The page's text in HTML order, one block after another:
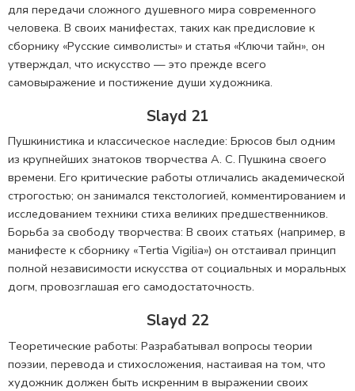
для передачи сложного душевного мира современного
человека. В своих манифестах, таких как предисловие к
сборнику «Русские символисты» и статья «Ключи тайн», он
утверждал, что искусство — это прежде всего
самовыражение и постижение души художника.
Slayd 21
Пушкинистика и классическое наследие: Брюсов был одним
из крупнейших знатоков творчества А. С. Пушкина своего
времени. Его критические работы отличались академической
строгостью; он занимался текстологией, комментированием и
исследованием техники стиха великих предшественников.
Борьба за свободу творчества: В своих статьях (например, в
манифесте к сборнику «Tertia Vigilia») он отстаивал принцип
полной независимости искусства от социальных и моральных
догм, провозглашая его самодостаточность.
Slayd 22
Теоретические работы: Разрабатывал вопросы теории
поэзии, перевода и стихосложения, настаивая на том, что
художник должен быть искренним в выражении своих